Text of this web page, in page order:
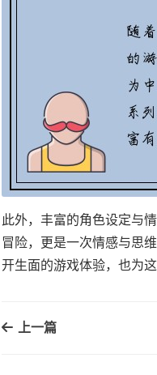
此外，丰富的角色设定与
冒险，更是一次情感与思
开生面的游戏体验，也为
上一篇